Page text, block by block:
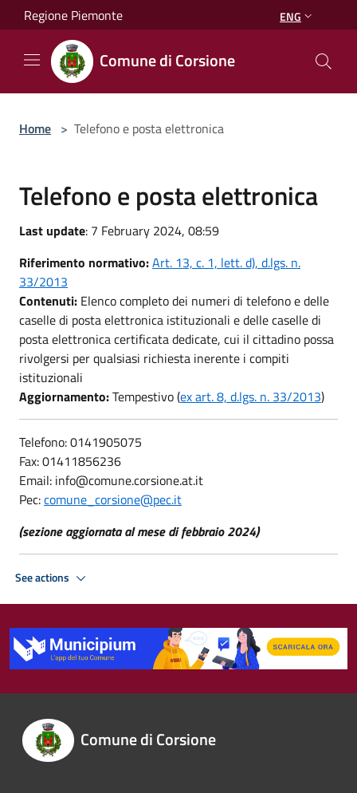
Salta al contenuto principale
Regione Piemonte ENG
Comune di Corsione
Home > Telefono e posta elettronica
Telefono e posta elettronica
Last update: 7 February 2024, 08:59
Riferimento normativo:Art. 13, c. 1, lett. d), d.lgs. n.
33/2013
Contenuti: Elenco completo dei numeri di telefono e delle
caselle di posta elettronica istituzionali e delle caselle di
posta elettronica certificata dedicate, cui il cittadino possa
rivolgersi per qualsiasi richiesta inerente i compiti
istituzionali
Aggiornamento:Tempestivo (ex art. 8, d.lgs. n. 33/2013)
Telefono: 0141905075
Fax: 01411856236
Email: info@comune.corsione.at.it
Pec:comune_corsione@pec.it
(sezione aggiornata al mese di febbraio 2024)
See actions
Comune di Corsione